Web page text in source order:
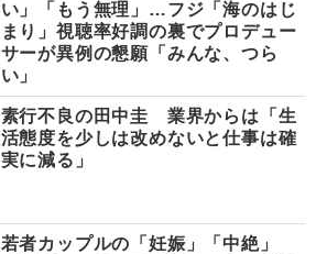
い」「もう無理」…フジ「海のはじ
まり」視聴率好調の裏でプロデュー
サーが異例の懇願「みんな、つら
い」
素行不良の田中圭 業界からは「生
活態度を少しは改めないと仕事は確
実に減る」
若者カップルの「妊娠」「中絶」